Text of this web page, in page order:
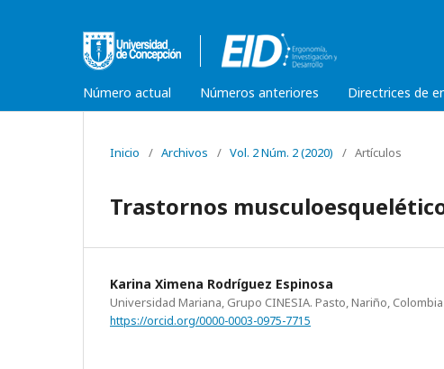
Número actual Números anteriores Directrices de
Inicio / Archivos / Vol. 2 Núm. 2 (2020) / Artículos
Trastornos
Karina Ximena Rodríguez Espinosa
Universidad Mariana, Grupo CINESIA. Pasto, Nariño, Colombia
https://orcid.org/0000-0003-0975-7715